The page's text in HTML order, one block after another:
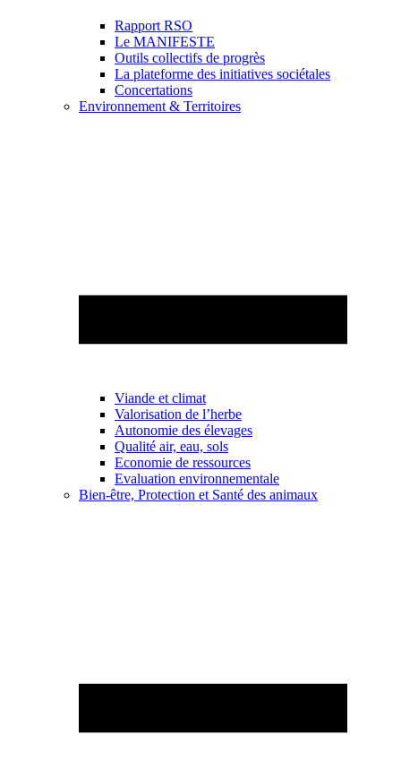
Rapport RSO
Le MANIFESTE
Outils collectifs de progrès
La plateforme des initiatives sociétales
Concertations
Environnement & Territoires
Viande et climat
Valorisation de l’herbe
Autonomie des élevages
Qualité air, eau, sols
Economie de ressources
Evaluation environnementale
Bien-être, Protection et Santé des animaux